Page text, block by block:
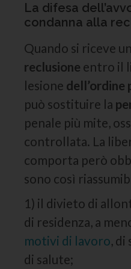
La difesa
condanna alla
Quando si riceve
reclusione entro il
lesione dell’ordine
può sostituire la
penale più mite,
controllata. La
comporta però
sono così
1) il divieto di
di residenza, a
motivi di lavoro, di
di salute;